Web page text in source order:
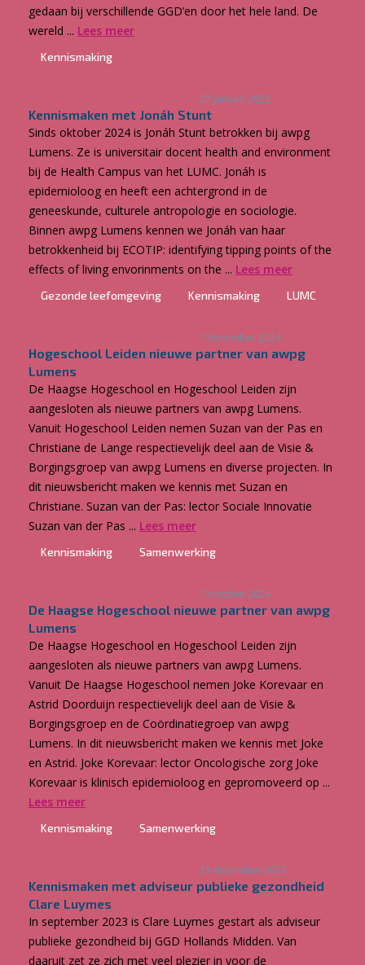
gedaan bij verschillende GGD’en door het hele land. De
wereld ... Lees meer
Kennismaking
27 januari 2025
Kennismaken met Jonáh Stunt
Sinds oktober 2024 is Jonáh Stunt betrokken bij awpg
Lumens. Ze is universitair docent health and environment
bij de Health Campus van het LUMC. Jonáh is
epidemioloog en heeft een achtergrond in de
geneeskunde, culturele antropologie en sociologie.
Binnen awpg Lumens kennen we Jonáh van haar
betrokkenheid bij ECOTIP: identifying tipping points of the
effects of living envorinments on the ... Lees meer
Gezonde leefomgeving Kennismaking LUMC
7 december 2024
Hogeschool Leiden nieuwe partner van awpg
Lumens
De Haagse Hogeschool en Hogeschool Leiden zijn
aangesloten als nieuwe partners van awpg Lumens.
Vanuit Hogeschool Leiden nemen Suzan van der Pas en
Christiane de Lange respectievelijk deel aan de Visie &
Borgingsgroep van awpg Lumens en diverse projecten. In
dit nieuwsbericht maken we kennis met Suzan en
Christiane. Suzan van der Pas: lector Sociale Innovatie
Suzan van der Pas ... Lees meer
Kennismaking Samenwerking
7 oktober 2024
De Haagse Hogeschool nieuwe partner van awpg
Lumens
De Haagse Hogeschool en Hogeschool Leiden zijn
aangesloten als nieuwe partners van awpg Lumens.
Vanuit De Haagse Hogeschool nemen Joke Korevaar en
Astrid Doorduijn respectievelijk deel aan de Visie &
Borgingsgroep en de Coördinatiegroep van awpg
Lumens. In dit nieuwsbericht maken we kennis met Joke
en Astrid. Joke Korevaar: lector Oncologische zorg Joke
Korevaar is klinisch epidemioloog en gepromoveerd op ...
Lees meer
Kennismaking Samenwerking
21 december 2023
Kennismaken met adviseur publieke gezondheid
Clare Luymes
In september 2023 is Clare Luymes gestart als adviseur
publieke gezondheid bij GGD Hollands Midden. Van
daaruit zet ze zich met veel plezier in voor de